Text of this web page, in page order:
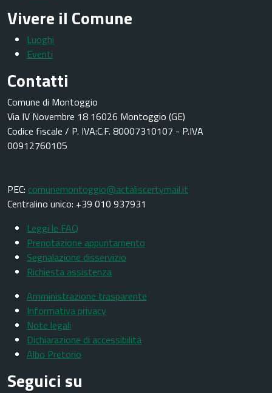
Vivere il Comune
Luoghi
Eventi
Contatti
Comune di Montoggio
Via IV Novembre 18 16026 Montoggio (GE)
Codice fiscale / P. IVA:C.F. 80007310107 - P.IVA
00912760105
PEC: comunemontoggio@actaliscertymail.it
Centralino unico: +39 010 937931
Leggi le FAQ
Prenotazione appuntamento
Segnalazione disservizio
Richiesta assistenza
Amministrazione trasparente
Informativa privacy
Note legali
Dichiarazione di accessibilità
Albo Pretorio
Seguici su